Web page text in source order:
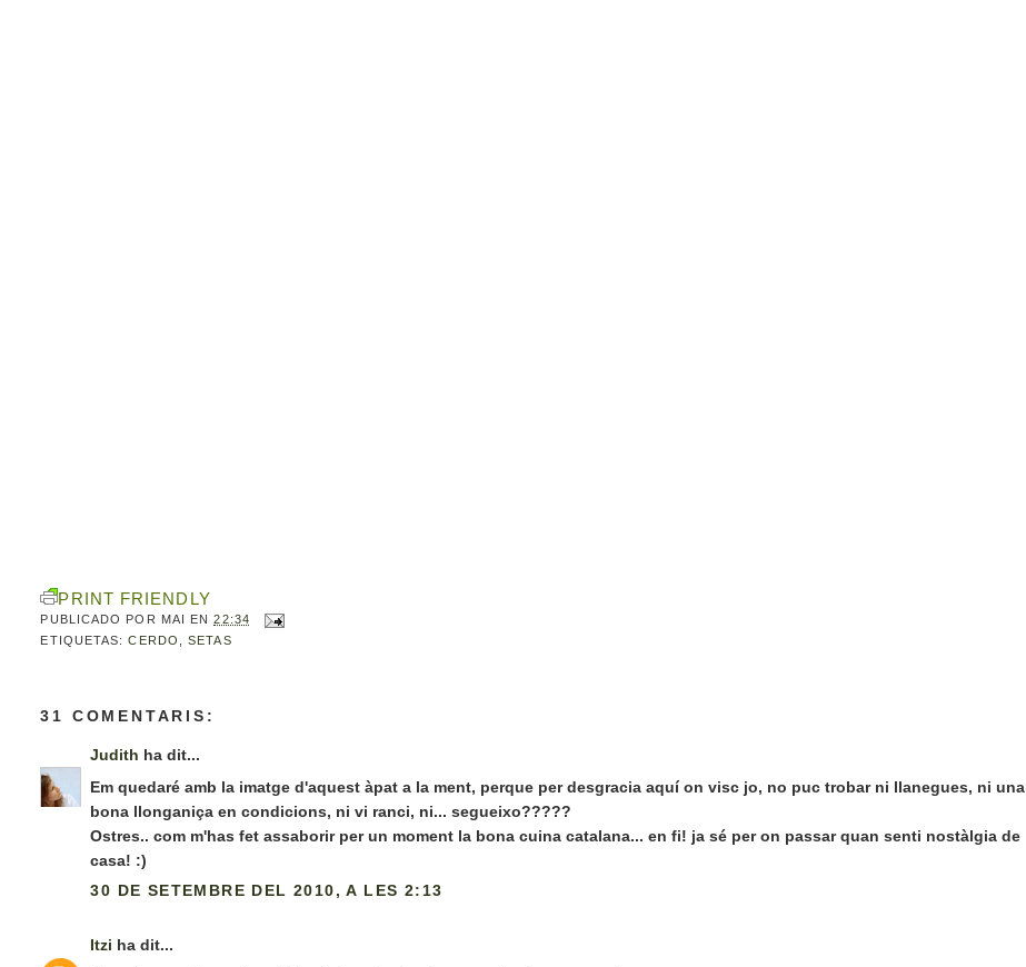
PRINT FRIENDLY
PUBLICADO POR MAI EN22:34
ETIQUETAS:CERDO ,SETAS
31 COMENTARIS:
Judith ha dit...
Em quedaré amb la imatge d'aquest àpat a la ment, perque per desgracia aquí on visc jo, no puc trobar ni llanegues, ni una
bona llonganiça en condicions, ni vi ranci, ni... segueixo?????
Ostres.. com m'has fet assaborir per un moment la bona cuina catalana... en fi! ja sé per on passar quan senti nostàlgia de
casa! :)
30 DE SETEMBRE DEL 2010, A LES 2:13
Itzi ha dit...